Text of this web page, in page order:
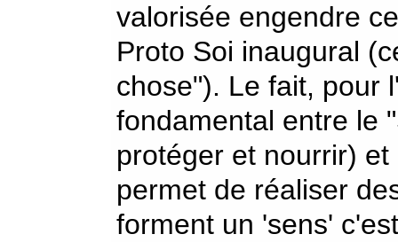
valorisée engendre
Proto Soi inaugural
chose"). Le fait, pour
fondamental entre le
protéger et nourrir)
permet de réaliser
forment un 'sens'